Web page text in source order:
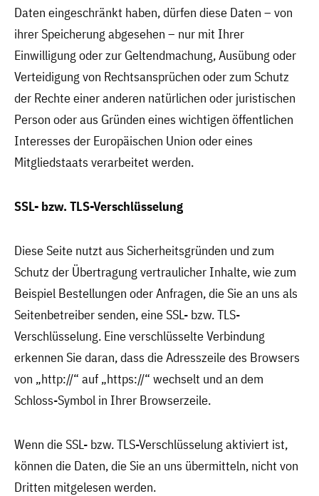
Daten eingeschränkt haben, dürfen diese Daten – von
ihrer Speicherung abgesehen – nur mit Ihrer
Einwilligung oder zur Geltendmachung, Ausübung oder
Verteidigung von Rechtsansprüchen oder zum Schutz
der Rechte einer anderen natürlichen oder juristischen
Person oder aus Gründen eines wichtigen öffentlichen
Interesses der Europäischen Union oder eines
Mitgliedstaats verarbeitet werden.
SSL- bzw. TLS-Verschlüsselung
Diese Seite nutzt aus Sicherheitsgründen und zum
Schutz der Übertragung vertraulicher Inhalte, wie zum
Beispiel Bestellungen oder Anfragen, die Sie an uns als
Seitenbetreiber senden, eine SSL- bzw. TLS-
Verschlüsselung. Eine verschlüsselte Verbindung
erkennen Sie daran, dass die Adresszeile des Browsers
von „http://“ auf „https://“ wechselt und an dem
Schloss-Symbol in Ihrer Browserzeile.
Wenn die SSL- bzw. TLS-Verschlüsselung aktiviert ist,
können die Daten, die Sie an uns übermitteln, nicht von
Dritten mitgelesen werden.